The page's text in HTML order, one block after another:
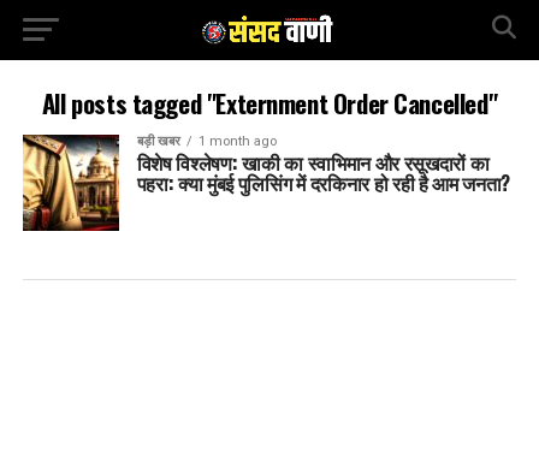
All posts tagged "Externment Order Cancelled"
बड़ी खबर 1 month ago
विशेष विश्लेषण: खाकी का स्वाभिमान और रसूखदारों का
पहरा: क्या मुंबई पुलिसिंग में दरकिनार हो रही है आम जनता?